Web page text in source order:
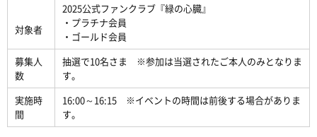
対象者
2025公式ファンクラブ『緑の心臓』
・プラチナ会員
・ゴールド会員
募集人
数
抽選で10名さま ※参加は当選されたご本人のみとなりま
す。
実施時
間
16:00～16:15 ※イベントの時間は前後する場合がありま
す。